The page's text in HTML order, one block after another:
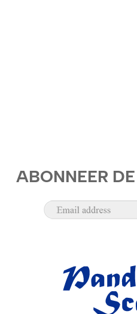
ABONNEER